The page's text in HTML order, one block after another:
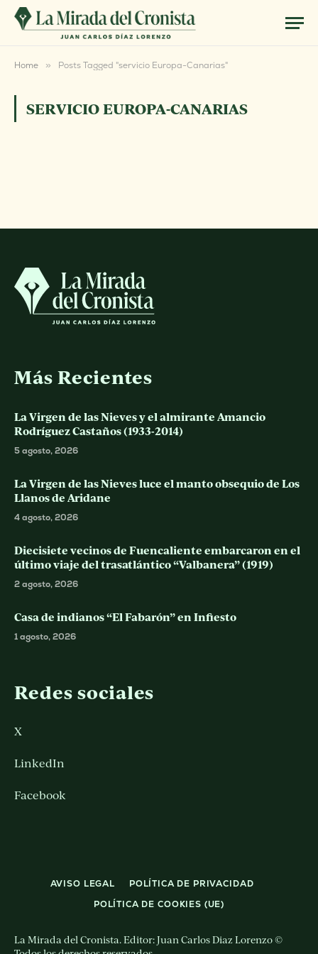
Home » Posts Tagged "servicio Europa-Canarias"
SERVICIO EUROPA-CANARIAS
Más Recientes
La Virgen de las Nieves y el almirante Amancio
Rodríguez Castaños (1933-2014)
5 agosto, 2026
La Virgen de las Nieves luce el manto obsequio de Los
Llanos de Aridane
4 agosto, 2026
Diecisiete vecinos de Fuencaliente embarcaron en el
último viaje del trasatlántico “Valbanera” (1919)
2 agosto, 2026
Casa de indianos “El Fabarón” en Infiesto
1 agosto, 2026
Redes sociales
X
LinkedIn
Facebook
AVISO LEGAL
POLÍTICA DE PRIVACIDAD
POLÍTICA DE COOKIES (UE)
La Mirada del Cronista. Editor: Juan Carlos Diaz Lorenzo ©